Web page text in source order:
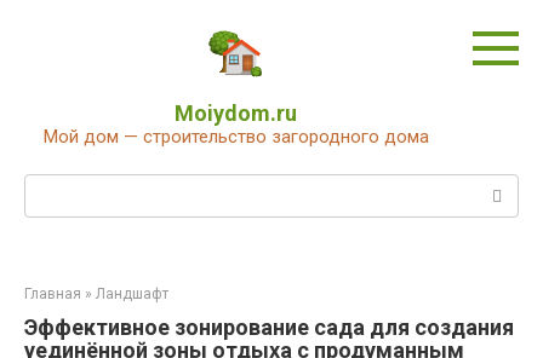
Moiydom.ru
Мой дом — строительство загородного дома
Главная » Ландшафт
Эффективное зонирование сада для создания
уединённой зоны отдыха с продуманным